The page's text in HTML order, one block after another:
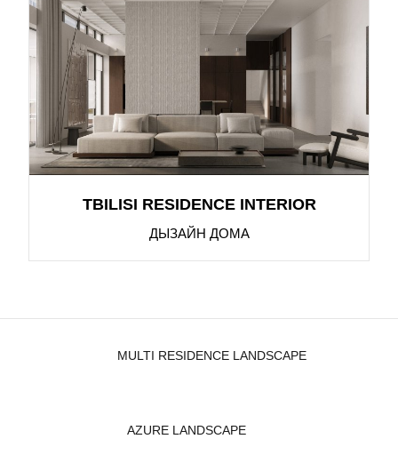
TBILISI RESIDENCE INTERIOR
ДЫЗАЙН ДОМА
MULTI RESIDENCE LANDSCAPE
AZURE LANDSCAPE